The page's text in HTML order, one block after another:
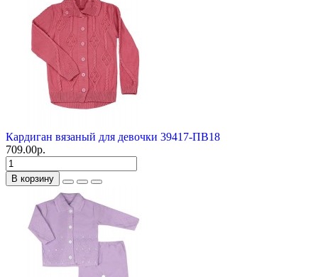
Кардиган вязаный для девочки 39417-ПВ18
709.00р.
В корзину